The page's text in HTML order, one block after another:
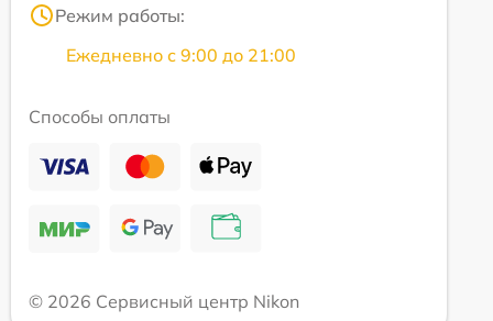
Режим работы:
Ежедневно с 9:00 до 21:00
Способы оплаты
© 2026 Сервисный центр Nikon